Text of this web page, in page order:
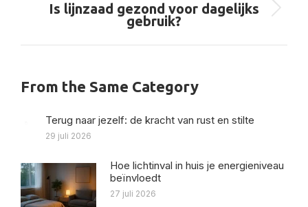
Volgend
bericht
Is lijnzaad gezond voor dagelijks
gebruik?
From the Same Category
Terug naar jezelf: de kracht van rust en stilte
29 juli 2026
Hoe lichtinval in huis je energieniveau
beïnvloedt
27 juli 2026